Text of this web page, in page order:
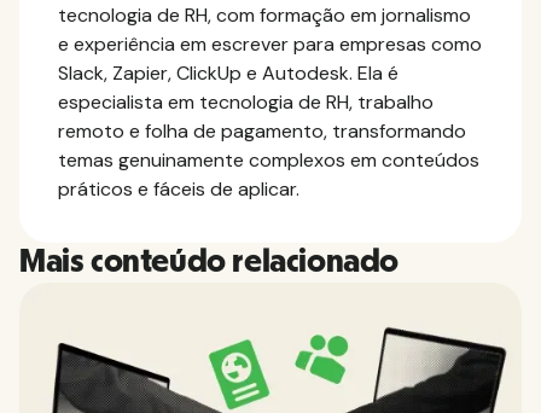
tecnologia de RH, com formação em jornalismo
e experiência em escrever para empresas como
Slack, Zapier, ClickUp e Autodesk. Ela é
especialista em tecnologia de RH, trabalho
remoto e folha de pagamento, transformando
temas genuinamente complexos em conteúdos
práticos e fáceis de aplicar.
Mais conteúdo relacionado